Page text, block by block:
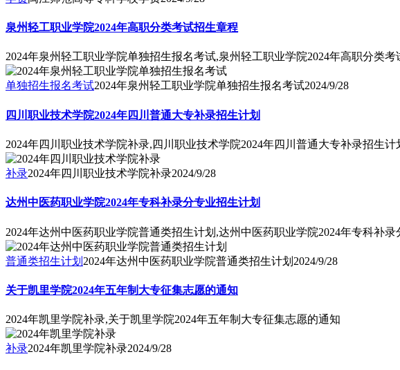
泉州轻工职业学院2024年高职分类考试招生章程
2024年泉州轻工职业学院单独招生报名考试,泉州轻工职业学院2024年高职分类考
单独招生报名考试2024年泉州轻工职业学院单独招生报名考试2024/9/28
四川职业技术学院2024年四川普通大专补录招生计划
2024年四川职业技术学院补录,四川职业技术学院2024年四川普通大专补录招生计
补录2024年四川职业技术学院补录2024/9/28
达州中医药职业学院2024年专科补录分专业招生计划
2024年达州中医药职业学院普通类招生计划,达州中医药职业学院2024年专科补录
普通类招生计划 2024年达州中医药职业学院普通类招生计划 2024/9/28
关于凯里学院2024年五年制大专征集志愿的通知
2024年凯里学院补录,关于凯里学院2024年五年制大专征集志愿的通知
补录2024年凯里学院补录2024/9/28